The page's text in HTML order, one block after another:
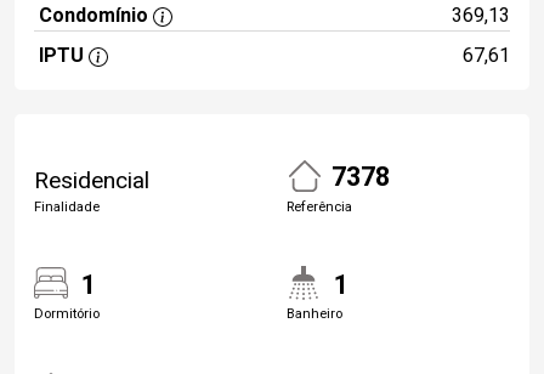
Condomínio
369,13
IPTU
67,61
Residencial
Finalidade
7378
Referência
1
Dormitório
1
Banheiro